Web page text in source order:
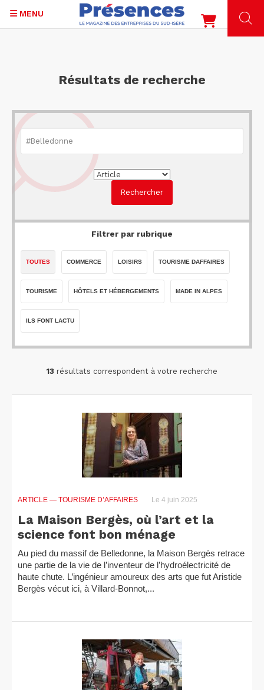
MENU
Résultats de recherche
Filtrer par rubrique
TOUTES COMMERCE LOISIRS TOURISME DAFFAIRES
TOURISME HÔTELS ET HÉBERGEMENTS MADE IN ALPES
ILS FONT LACTU
13 résultats correspondent à votre recherche
ARTICLE — TOURISME D’AFFAIRES Le 4 juin 2025
La Maison Bergès, où l’art et la
science font bon ménage
Au pied du massif de Belledonne, la Maison Bergès retrace
une partie de la vie de l’inventeur de l’hydroélectricité de
haute chute. L’ingénieur amoureux des arts que fut Aristide
Bergès vécut ici, à Villard-Bonnot,...